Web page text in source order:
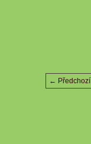
← Předchozí